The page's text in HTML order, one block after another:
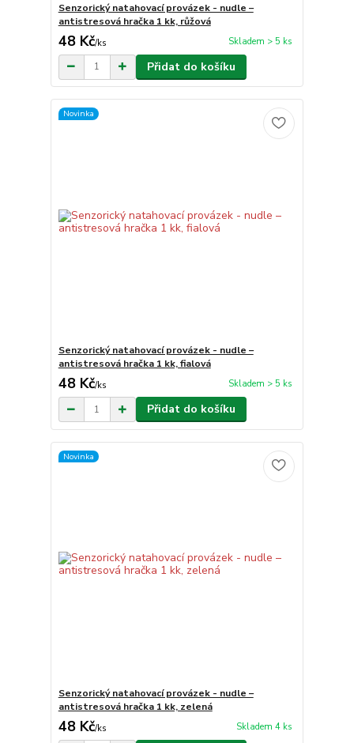
Senzorický natahovací provázek - nudle –
antistresová hračka 1 kk, růžová
48 Kč/ks Skladem > 5 ks
Přidat do košíku
Novinka
Senzorický natahovací provázek - nudle –
antistresová hračka 1 kk, fialová
48 Kč/ks Skladem > 5 ks
Přidat do košíku
Novinka
Senzorický natahovací provázek - nudle –
antistresová hračka 1 kk, zelená
48 Kč/ks Skladem 4 ks